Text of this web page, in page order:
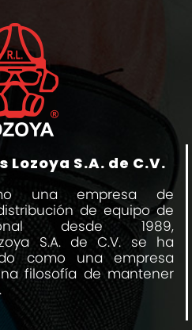
S.A. de C.V.
una empresa de
de equipo de
desde 1989,
S.A. de C.V. se ha
como una empresa
filosofía de mantener